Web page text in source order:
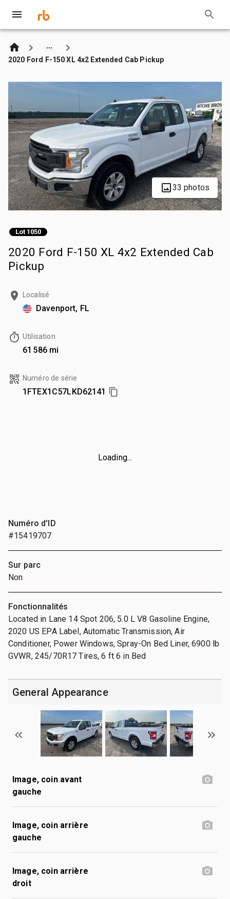
2020 Ford F-150 XL 4x2 Extended Cab Pickup
33 photos
Lot 1050
2020 Ford F-150 XL 4x2 Extended Cab
Pickup
Localisé
Davenport, FL
Utilisation
61 586 mi
Numéro de série
1FTEX1C57LKD62141
Loading...
Numéro d'ID
#15419707
Sur parc
Non
Fonctionnalités
Located in Lane 14 Spot 206, 5.0 L V8 Gasoline Engine,
2020 US EPA Label, Automatic Transmission, Air
Conditioner, Power Windows, Spray-On Bed Liner, 6900 lb
GVWR, 245/70R17 Tires, 6 ft 6 in Bed
General Appearance
Image, coin avant
gauche
Image, coin arrière
gauche
Image, coin arrière
droit